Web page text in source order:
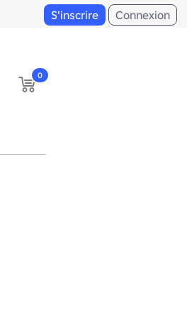
S'inscrire Connexion
0